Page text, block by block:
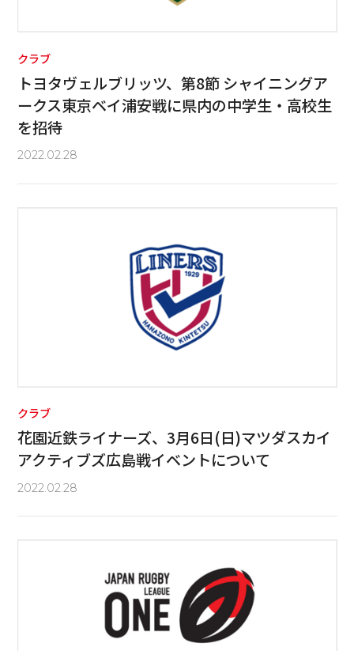
クラブ
トヨタヴェルブリッツ、第8節 シャイニングア
ークス東京ベイ浦安戦に県内の中学生・高校生
を招待
2022.02.28
クラブ
花園近鉄ライナーズ、3月6日(日)マツダスカイ
アクティブズ広島戦イベントについて
2022.02.28